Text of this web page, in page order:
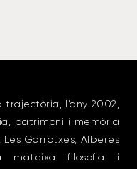
l’any 2002,
patrimoni i memòria
Garrotxes, Alberes
mateixa filosofia i